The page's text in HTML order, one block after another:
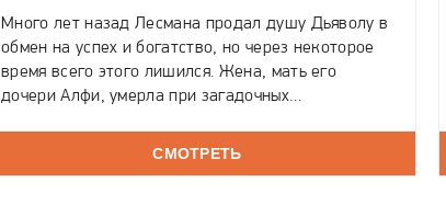
Много лет назад Лесмана продал душу Дьяволу в
обмен на успех и богатство, но через некоторое
время всего этого лишился. Жена, мать его
дочери Алфи, умерла при загадочных
молодой женщине с двумя детьми. Хоть
СМОТРЕТЬ